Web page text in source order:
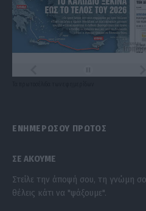
ΕΝΗΜΕΡΩΣΟΥ ΠΡΩΤΟΣ
ΣΕ ΑΚΟΥΜΕ
Στείλε την άποψή σου, τη γνώμη
θέλεις κάτι να "ψάξουμε".